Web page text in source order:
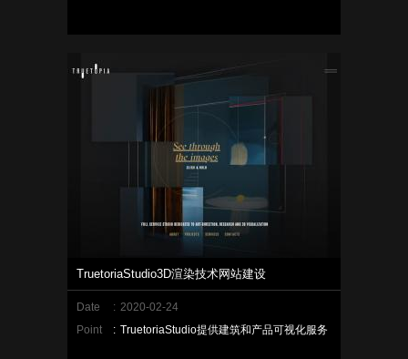
TruetoriaStudio3D渲染技术网站建设
Date : 2020-02-24
Point
: TruetoriaStudio提供建筑和产品可视化服务